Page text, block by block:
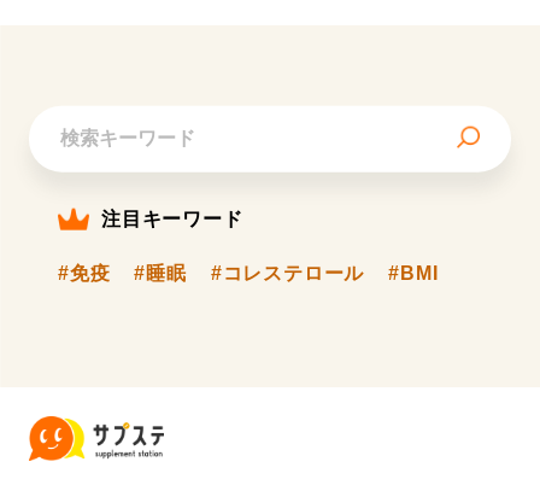
注目キーワード
#免疫 #睡眠 #コレステロール #BMI